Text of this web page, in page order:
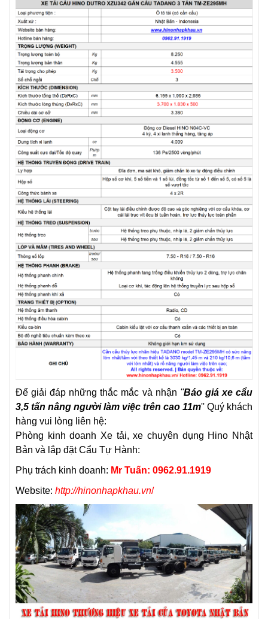
Để giải đáp những thắc mắc và nhận ''Báo giá xe cẩu
3,5 tấn nâng người làm việc trên cao 11m'' Quý khách
hàng vui lòng liên hệ:
Phòng kinh doanh Xe tải, xe chuyên dụng Hino Nhật
Bản và lắp đặt Cẩu Tự Hành:
Phụ trách kinh doanh: Mr Tuấn: 0962.91.1919
Website: http://hinonhapkhau.vn/